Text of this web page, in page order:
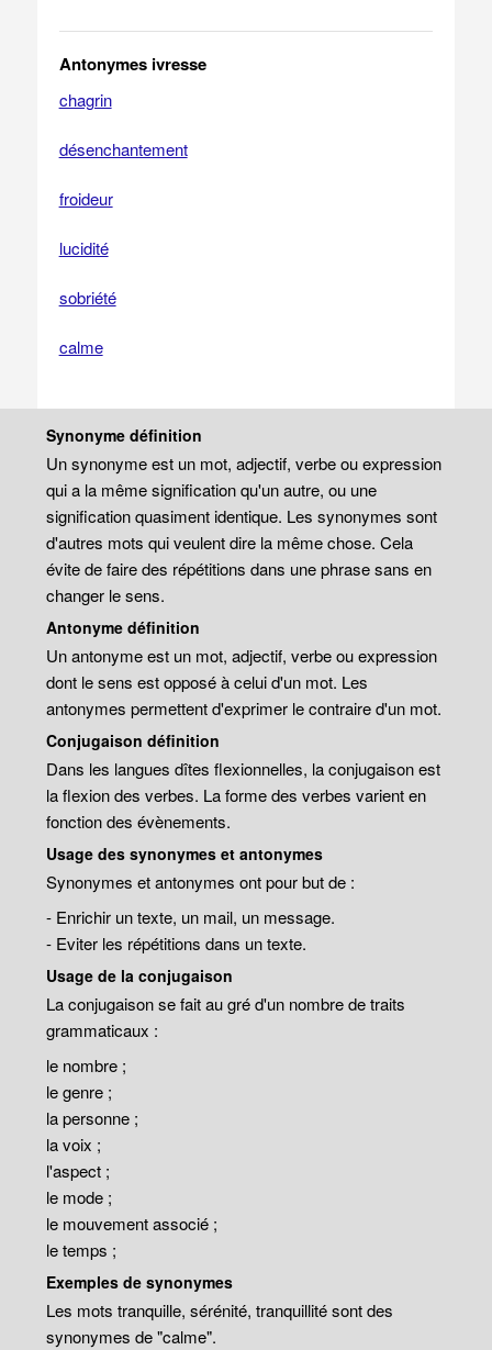
Antonymes ivresse
chagrin
désenchantement
froideur
lucidité
sobriété
calme
Synonyme définition
Un synonyme est un mot, adjectif, verbe ou expression
qui a la même signification qu'un autre, ou une
signification quasiment identique. Les synonymes sont
d'autres mots qui veulent dire la même chose. Cela
évite de faire des répétitions dans une phrase sans en
changer le sens.
Antonyme définition
Un antonyme est un mot, adjectif, verbe ou expression
dont le sens est opposé à celui d'un mot. Les
antonymes permettent d'exprimer le contraire d'un mot.
Conjugaison définition
Dans les langues dîtes flexionnelles, la conjugaison est
la flexion des verbes. La forme des verbes varient en
fonction des évènements.
Usage des synonymes et antonymes
Synonymes et antonymes ont pour but de :
- Enrichir un texte, un mail, un message.
- Eviter les répétitions dans un texte.
Usage de la conjugaison
La conjugaison se fait au gré d'un nombre de traits
grammaticaux :
le nombre ;
le genre ;
la personne ;
la voix ;
l'aspect ;
le mode ;
le mouvement associé ;
le temps ;
Exemples de synonymes
Les mots tranquille, sérénité, tranquillité sont des
synonymes de "calme".